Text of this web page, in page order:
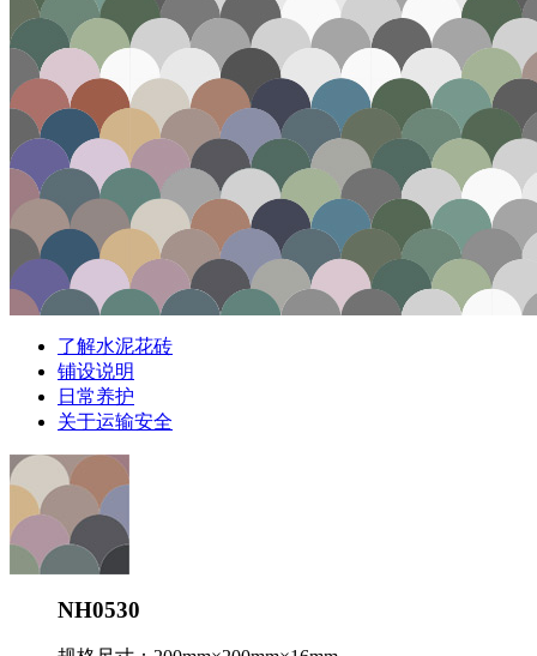
了解水泥花砖
铺设说明
日常养护
关于运输安全
NH0530